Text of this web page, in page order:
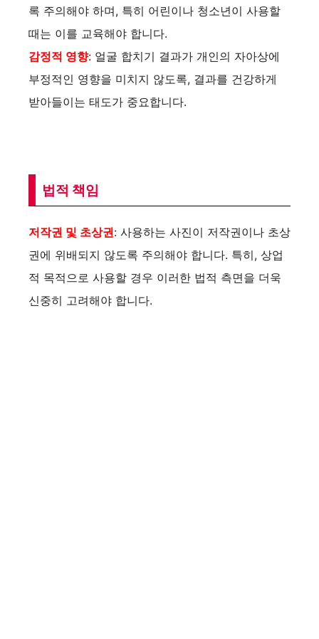
록 주의해야 하며, 특히 어린이나 청소년이 사용할
때는 이를 교육해야 합니다.
감정적 영향: 얼굴 합치기 결과가 개인의 자아상에
부정적인 영향을 미치지 않도록, 결과를 건강하게
받아들이는 태도가 중요합니다.
법적 책임
저작권 및 초상권: 사용하는 사진이 저작권이나 초상
권에 위배되지 않도록 주의해야 합니다. 특히, 상업
적 목적으로 사용할 경우 이러한 법적 측면을 더욱
신중히 고려해야 합니다.